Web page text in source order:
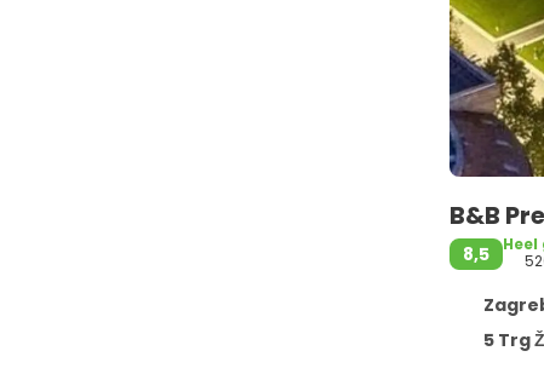
B&B
8,5
Heel
5 Trg